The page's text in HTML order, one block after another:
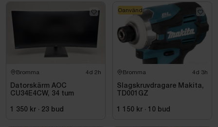
Bromma 4d 2h
Datorskärm AOC
CU34E4CW, 34 tum
1 350 kr · 23 bud
Bromma 4d 3h
Slagskruvdragare Makita,
TD001GZ
1 150 kr · 10 bud
Oanvänd